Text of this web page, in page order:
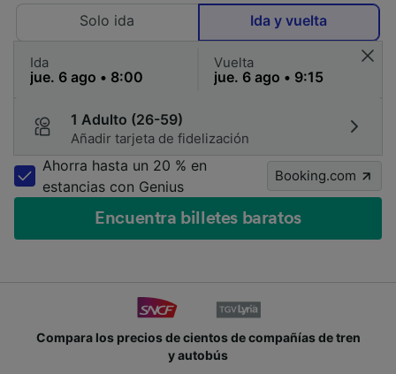
Solo ida
Ida y vuelta
Ida Vuelta
1 Adulto (26-59)
Añadir tarjeta de fidelización
Ahorra hasta un 20 % en
estancias con Genius
Booking.com
Encuentra billetes baratos
Compara los precios de cientos de compañías de tren
y autobús